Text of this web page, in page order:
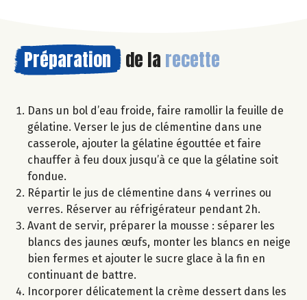
Préparation de la recette
Dans un bol d’eau froide, faire ramollir la feuille de
gélatine. Verser le jus de clémentine dans une
casserole, ajouter la gélatine égouttée et faire
chauffer à feu doux jusqu’à ce que la gélatine soit
fondue.
Répartir le jus de clémentine dans 4 verrines ou
verres. Réserver au réfrigérateur pendant 2h.
Avant de servir, préparer la mousse : séparer les
blancs des jaunes œufs, monter les blancs en neige
bien fermes et ajouter le sucre glace à la fin en
continuant de battre.
Incorporer délicatement la crème dessert dans les